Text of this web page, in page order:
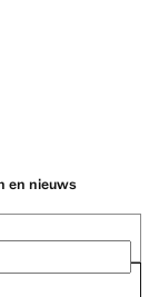
en nieuws